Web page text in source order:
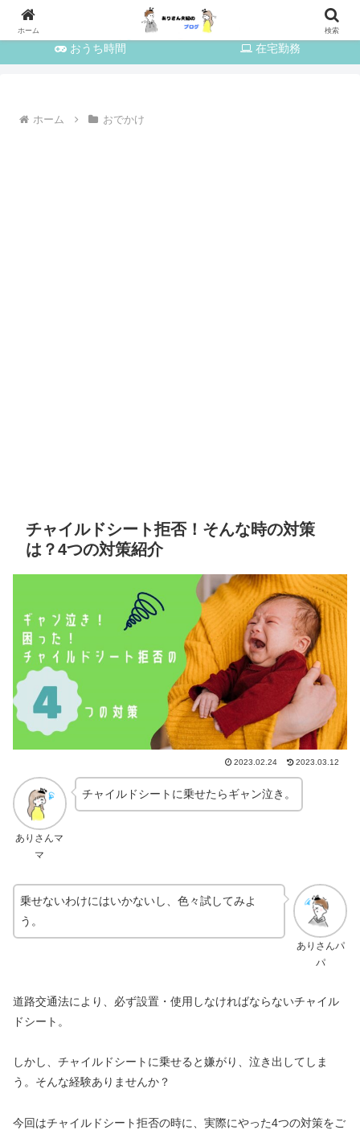
おうち時間 在宅勤務
ホーム おでかけ
チャイルドシート拒否！そんな時の対策
は？4つの対策紹介
2023.02.24 2023.03.12
ありさんマ
マ
チャイルドシートに乗せたらギャン泣き。
ありさんパ
パ
乗せないわけにはいかないし、色々試してみよ
う。
道路交通法により、必ず設置・使用しなければならないチャイル
ドシート。
しかし、チャイルドシートに乗せると嫌がり、泣き出してしま
う。そんな経験ありませんか？
今回はチャイルドシート拒否の時に、実際にやった4つの対策をご
ホーム 検索